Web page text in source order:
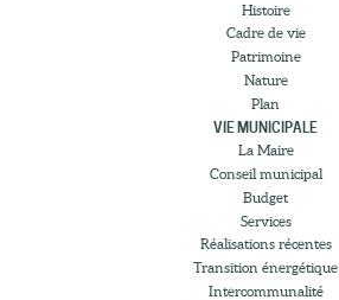
Histoire
Cadre de vie
Patrimoine
Nature
Plan
VIE MUNICIPALE
La Maire
Conseil municipal
Budget
Services
Réalisations récentes
Transition énergétique
Intercommunalité